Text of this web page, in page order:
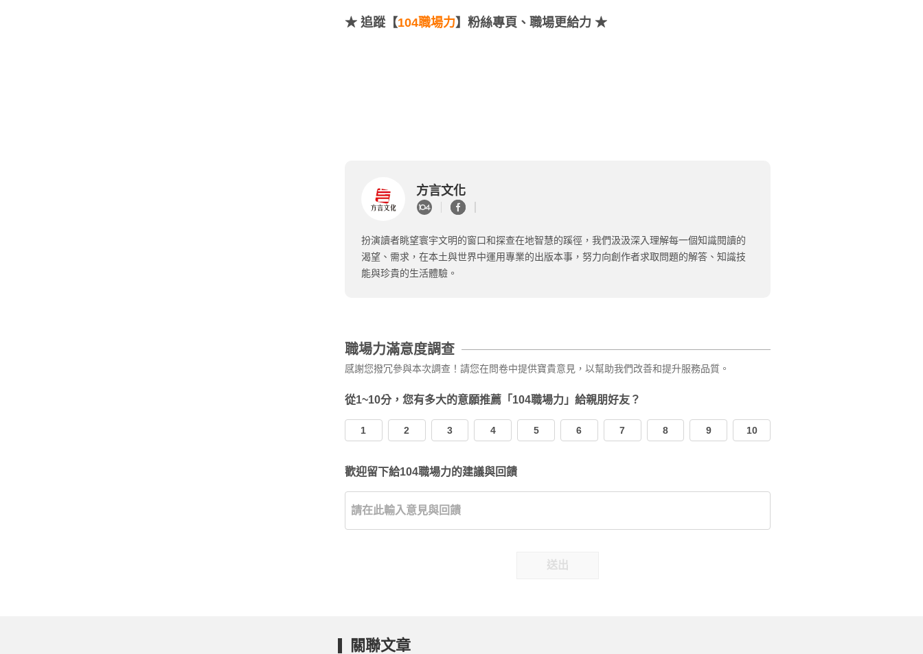
★ 追蹤【104職場力】粉絲專頁、職場更給力 ★
方言文化
扮演讀者眺望寰宇文明的窗口和探查在地智慧的蹊徑，我們汲汲深入理解每一個知識閱讀的
渴望、需求，在本土與世界中運用專業的出版本事，努力向創作者求取問題的解答、知識技
能與珍貴的生活體驗。
職場力滿意度調查
感謝您撥冗參與本次調查！請您在問卷中提供寶貴意見，以幫助我們改善和提升服務品質。
從1~10分，您有多大的意願推薦「104職場力」給親朋好友？
1 2 3 4 5 6 7 8 9 10
歡迎留下給104職場力的建議與回饋
送出
關聯文章